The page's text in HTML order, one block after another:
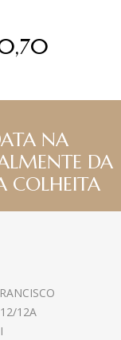
0,70
NA
DA
COLHEITA
12A